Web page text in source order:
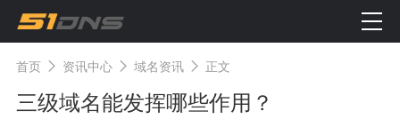
首页 资讯中心 域名资讯 正文
三级域名能发挥哪些作用？